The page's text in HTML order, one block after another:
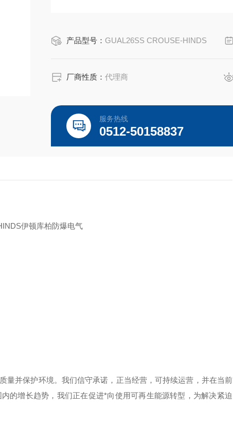
产品型号： GUAL26SS CROUSE-HINDS
厂商性质：代理商
服务热线
0512-50158837
伊顿库柏防爆电气
量并保护环境。我们信守承诺，正当经营，可持续运营，并在当前
的增长趋势，我们正在促进*向使用可再生能源转型，为解决紧迫